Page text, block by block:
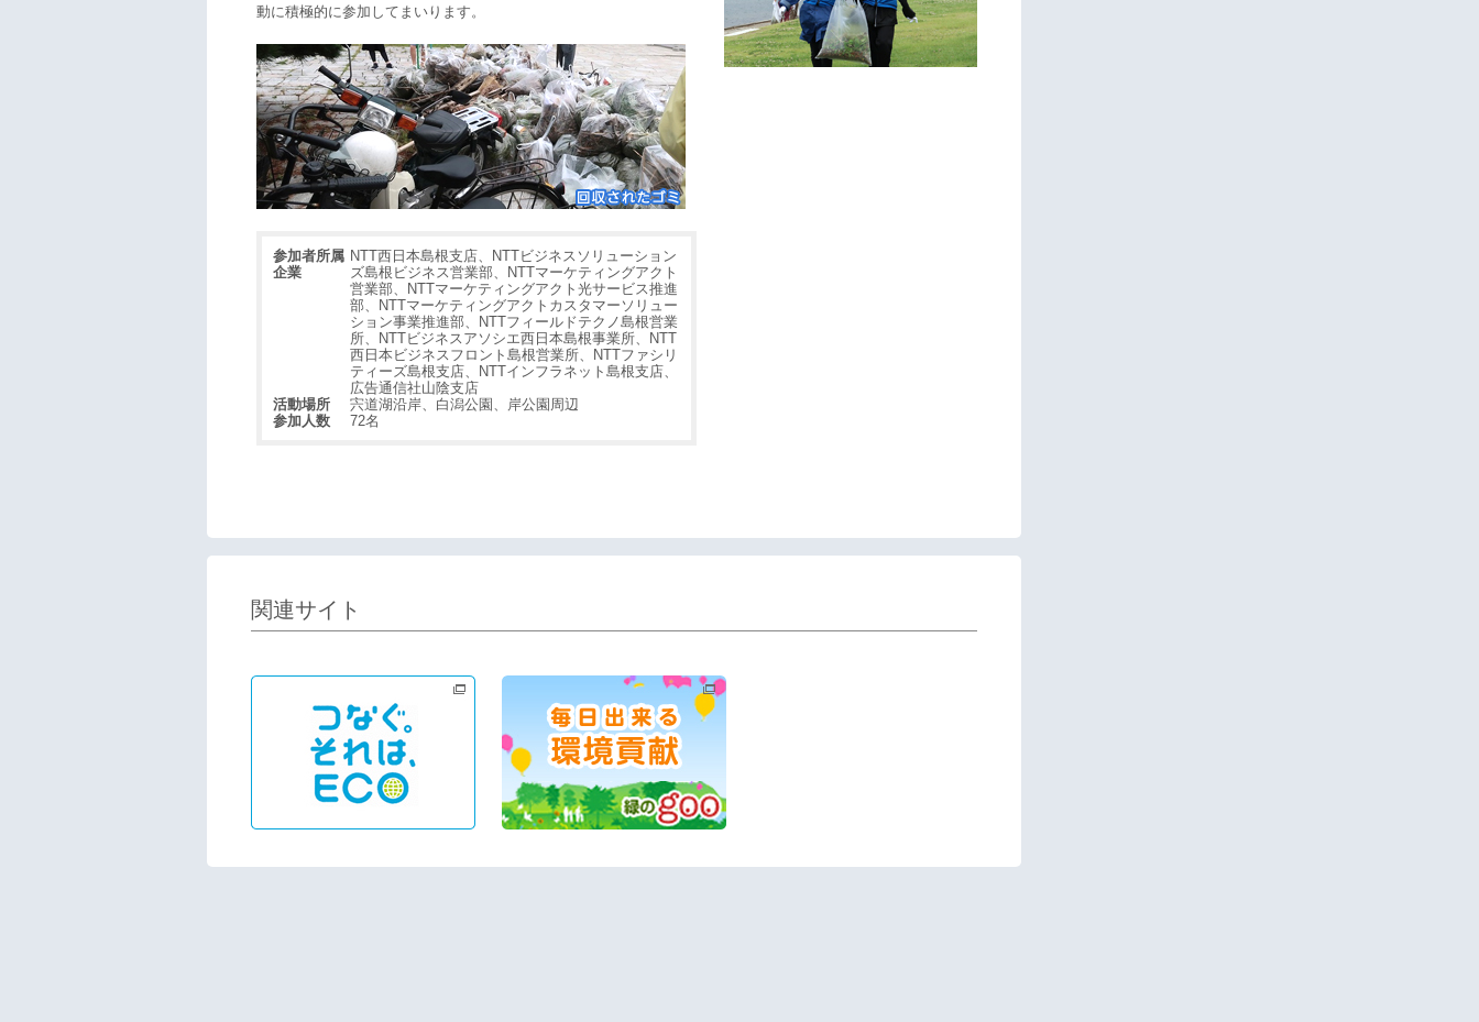
動に積極的に参加してまいります。
参加者所属
企業
NTT西日本島根支店、NTTビジネスソリューション
ズ島根ビジネス営業部、NTTマーケティングアクト
営業部、NTTマーケティングアクト光サービス推進
部、NTTマーケティングアクトカスタマーソリュー
ション事業推進部、NTTフィールドテクノ島根営業
所、NTTビジネスアソシエ西日本島根事業所、NTT
西日本ビジネスフロント島根営業所、NTTファシリ
ティーズ島根支店、NTTインフラネット島根支店、
広告通信社山陰支店
活動場所
宍道湖沿岸、白潟公園、岸公園周辺
参加人数
72名
関連サイト